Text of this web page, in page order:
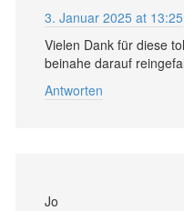
3. Januar 2025 at 13:25
Vielen Dank für diese
beinahe darauf
Antworten
Jo